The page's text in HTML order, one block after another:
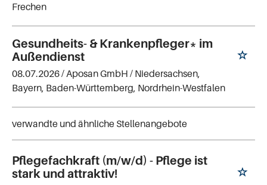
Frechen
Gesundheits- & Krankenpfleger* im
Außendienst
08.07.2026 /Aposan GmbH / Niedersachsen,
Bayern, Baden-Württemberg, Nordrhein-Westfalen
verwandte und ähnliche Stellenangebote
Pflegefachkraft (m/w/d) - Pflege ist
stark und attraktiv!